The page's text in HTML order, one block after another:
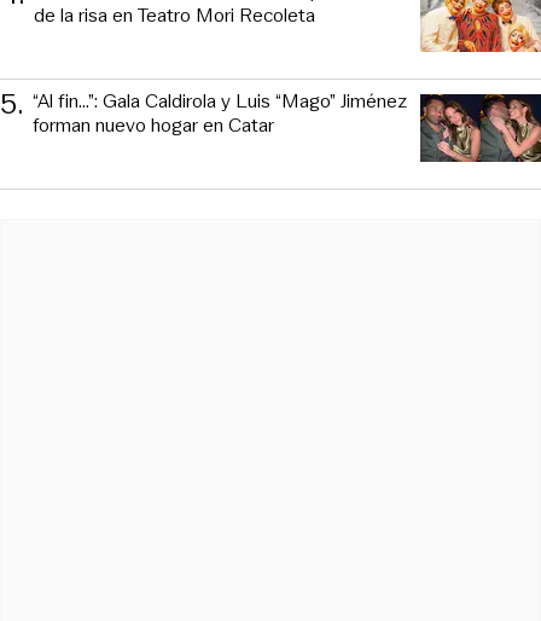
de la risa en Teatro Mori Recoleta
5. “Al fin…”: Gala Caldirola y Luis “Mago” Jiménez
forman nuevo hogar en Catar